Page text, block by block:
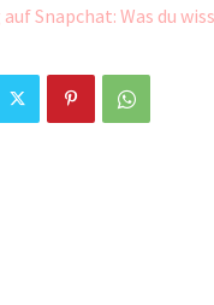
auf Snapchat: Was du